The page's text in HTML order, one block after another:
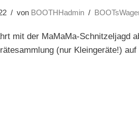
von BOOTHHadmin
mit der MaMaMa-Schnitzeljagd
(nur Kleingeräte!)